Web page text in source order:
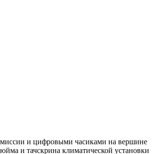
и цифровыми часиками на вершине
и тачскрина климатической установки